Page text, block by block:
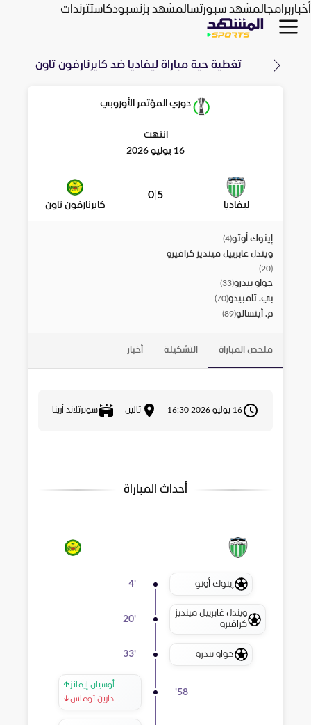
أخباربرامجالمشهد سبورتسالمشهد بزنسبودكاستترندات
تغطية حية مباراة ليفاديا ضد كايرنارفون تاون
دوري المؤتمر الأوروبي
انتهت
16 يوليو 2026
ليفاديا
5
0
كايرنارفون تاون
إينوك أوتو(
4
)
ويندل غابرييل مينديز كرافيرو
(
20
)
جواو بيدرو(
33
)
بي. تامبيدو(
70
)
م. أينسالو(
89
)
ملخص المباراة التشكيلة أخبار
16 يوليو 2026 16:30 تالين سوبرتلاند أرينا
أحداث المباراة
إينوك أوتو 4'
ويندل غابرييل مينديز
كرافيرو
20'
جواو بيدرو 33'
58
'
↑أوسيان إيفانز
↓دارين توماس